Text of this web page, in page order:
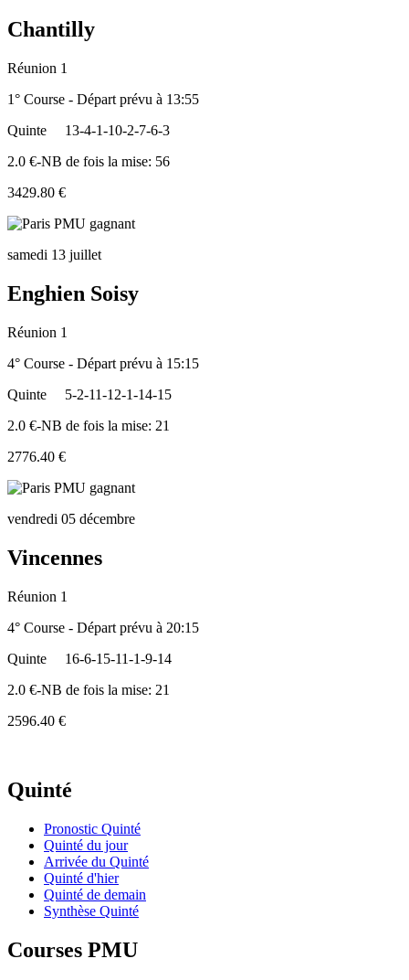
Chantilly
Réunion 1
1° Course - Départ prévu à 13:55
Quinte
13-4-1-10-2-7-6-3
2.0 €-NB de fois la mise: 56
3429.80 €
samedi 13 juillet
Enghien Soisy
Réunion 1
4° Course - Départ prévu à 15:15
Quinte
5-2-11-12-1-14-15
2.0 €-NB de fois la mise: 21
2776.40 €
vendredi 05 décembre
Vincennes
Réunion 1
4° Course - Départ prévu à 20:15
Quinte
16-6-15-11-1-9-14
2.0 €-NB de fois la mise: 21
2596.40 €
Quinté
Pronostic Quinté
Quinté du jour
Arrivée du Quinté
Quinté d'hier
Quinté de demain
Synthèse Quinté
Courses PMU